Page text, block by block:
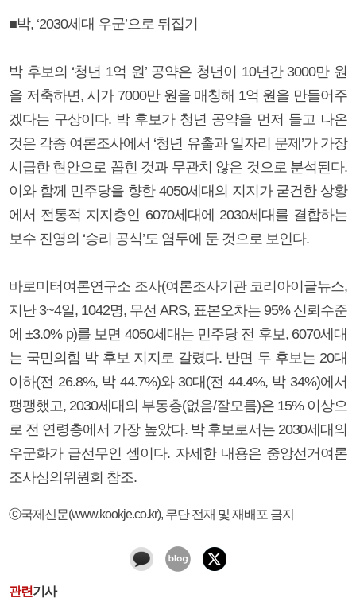
■박, ‘2030세대 우군’으로 뒤집기
박 후보의 ‘청년 1억 원’ 공약은 청년이 10년간 3000만 원
을 저축하면, 시가 7000만 원을 매칭해 1억 원을 만들어주
겠다는 구상이다. 박 후보가 청년 공약을 먼저 들고 나온
것은 각종 여론조사에서 ‘청년 유출과 일자리 문제’가 가장
시급한 현안으로 꼽힌 것과 무관치 않은 것으로 분석된다.
이와 함께 민주당을 향한 4050세대의 지지가 굳건한 상황
에서 전통적 지지층인 6070세대에 2030세대를 결합하는
보수 진영의 ‘승리 공식’도 염두에 둔 것으로 보인다.
바로미터여론연구소 조사(여론조사기관 코리아이글뉴스,
지난 3~4일, 1042명, 무선 ARS, 표본오차는 95% 신뢰수준
에 ±3.0% p)를 보면 4050세대는 민주당 전 후보, 6070세대
는 국민의힘 박 후보 지지로 갈렸다. 반면 두 후보는 20대
이하(전 26.8%, 박 44.7%)와 30대(전 44.4%, 박 34%)에서
팽팽했고, 2030세대의 부동층(없음/잘모름)은 15% 이상으
로 전 연령층에서 가장 높았다. 박 후보로서는 2030세대의
우군화가 급선무인 셈이다. 자세한 내용은 중앙선거여론
조사심의위원회 참조.
ⓒ국제신문(www.kookje.co.kr), 무단 전재 및 재배포 금지
관련기사